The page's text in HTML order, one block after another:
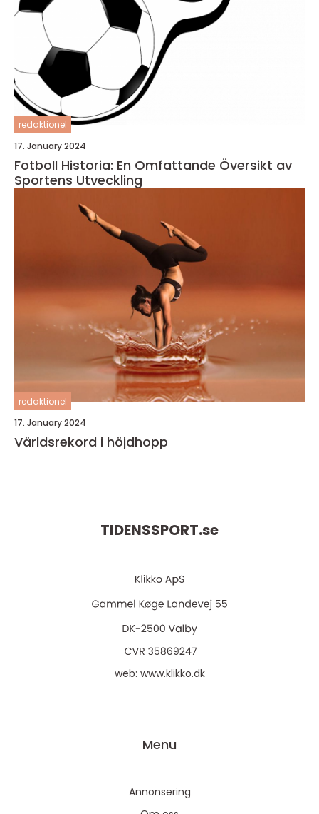
redaktionel
17. January 2024
Fotboll Historia: En Omfattande Översikt av
Sportens Utveckling
redaktionel
17. January 2024
Världsrekord i höjdhopp
TIDENSSPORT.se
web: www.klikko.dk
Menu
Annonsering